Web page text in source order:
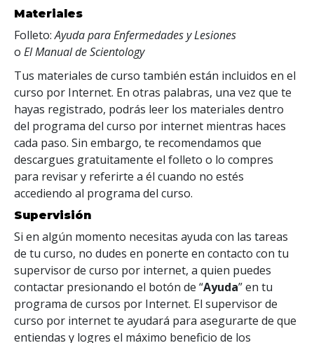
Materiales
Folleto:Ayuda para Enfermedades y Lesiones
o El Manual de Scientology
Tus materiales de curso también están incluidos en el
curso por Internet. En otras palabras, una vez que te
hayas registrado, podrás leer los materiales dentro
del programa del curso por internet mientras haces
cada paso. Sin embargo, te recomendamos que
descargues gratuitamente el folleto o lo compres
para revisar y referirte a él cuando no estés
accediendo al programa del curso.
Supervisión
Si en algún momento necesitas ayuda con las tareas
de tu curso, no dudes en ponerte en contacto con tu
supervisor de curso por internet, a quien puedes
contactar presionando el botón de “Ayuda” en tu
programa de cursos por Internet. El supervisor de
curso por internet te ayudará para asegurarte de que
entiendas y logres el máximo beneficio de los